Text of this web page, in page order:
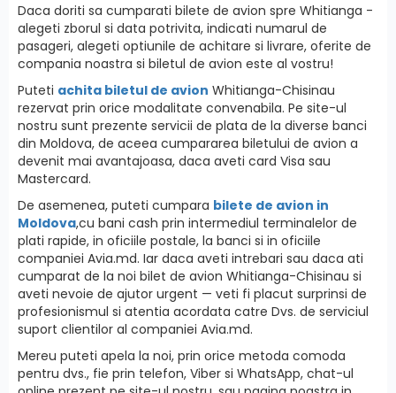
Daca doriti sa cumparati bilete de avion spre Whitianga -
alegeti zborul si data potrivita, indicati numarul de
pasageri, alegeti optiunile de achitare si livrare, oferite de
compania noastra si biletul de avion este al vostru!
Puteti achita biletul de avion Whitianga-Chisinau
rezervat prin orice modalitate convenabila. Pe site-ul
nostru sunt prezente servicii de plata de la diverse banci
din Moldova, de aceea cumpararea biletului de avion a
devenit mai avantajoasa, daca aveti card Visa sau
Mastercard.
De asemenea, puteti cumpara bilete de avion in
Moldova,cu bani cash prin intermediul terminalelor de
plati rapide, in oficiile postale, la banci si in oficiile
companiei Avia.md. Iar daca aveti intrebari sau daca ati
cumparat de la noi bilet de avion Whitianga-Chisinau si
aveti nevoie de ajutor urgent — veti fi placut surprinsi de
profesionismul si atentia acordata catre Dvs. de serviciul
suport clientilor al companiei Avia.md.
Mereu puteti apela la noi, prin orice metoda comoda
pentru dvs., fie prin telefon, Viber si WhatsApp, chat-ul